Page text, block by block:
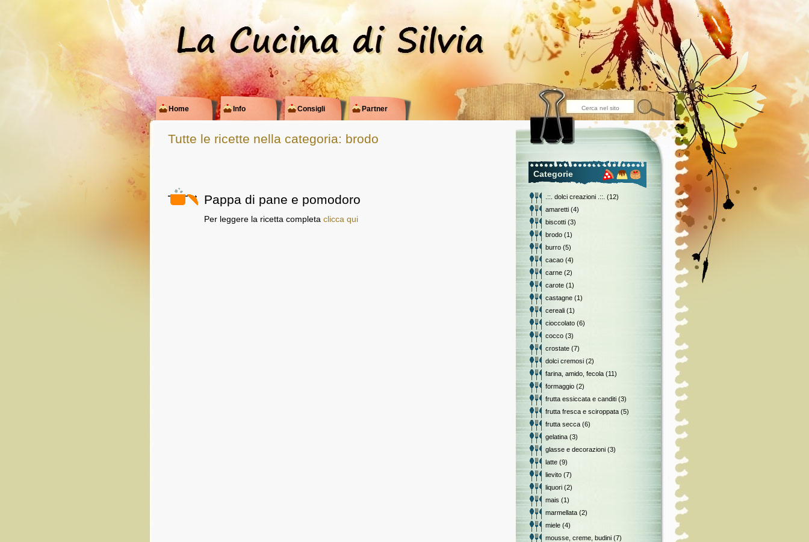
Home Info Consigli Partner
Tutte le ricette nella categoria: brodo
Pappa di pane e pomodoro
Per leggere la ricetta completa clicca qui
Categorie
.::. dolci creazioni .::. (12)
amaretti (4)
biscotti (3)
brodo (1)
burro (5)
cacao (4)
carne (2)
carote (1)
castagne (1)
cereali (1)
cioccolato (6)
cocco (3)
crostate (7)
dolci cremosi (2)
farina, amido, fecola (11)
formaggio (2)
frutta essiccata e canditi (3)
frutta fresca e sciroppata (5)
frutta secca (6)
gelatina (3)
glasse e decorazioni (3)
latte (9)
lievito (7)
liquori (2)
mais (1)
marmellata (2)
miele (4)
mousse, creme, budini (7)